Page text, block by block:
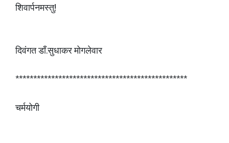
शिवार्पनमस्तु!
दिवंगत डाँ.सुधाकर मोगलेवार
************************************************
चर्मयोगी